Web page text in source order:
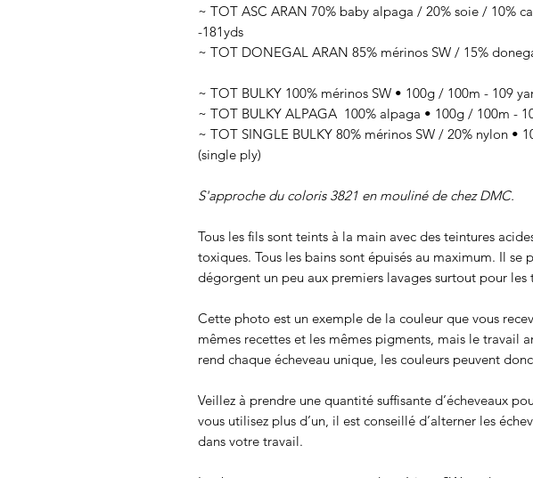
~ TOT ASC ARAN 70% baby alpaga / 20% soie / 10%
-181yds
~ TOT DONEGAL ARAN 85% mérinos SW / 15%
~ TOT BULKY 100% mérinos SW • 100g / 100m - 109
~ TOT BULKY ALPAGA 100% alpaga • 100g / 100m -
~ TOT SINGLE BULKY 80% mérinos SW / 20% nylon •
(single ply)
S'approche du coloris 3821 en mouliné de chez DMC.
Tous les fils sont teints à la main avec des teintures
toxiques. Tous les bains sont épuisés au maximum. Il se
dégorgent un peu aux premiers lavages surtout pour les
Cette photo est un exemple de la couleur que vous
mêmes recettes et les mêmes pigments, mais le travail
rend chaque écheveau unique, les couleurs peuvent
Veillez à prendre une quantité suffisante d’écheveaux
vous utilisez plus d’un, il est conseillé d’alterner les
dans votre travail.